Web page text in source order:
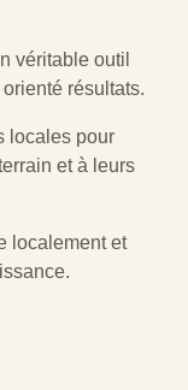
véritable outil
résultats.
locales pour
et à leurs
localement et